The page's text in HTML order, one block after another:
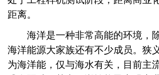
距离。
海洋是一种非常高能的环境，除
海洋能源大家族还有不少成员。狭
为海洋能，仅与海水有关，目前主